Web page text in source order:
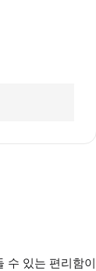
수 있는 편리함이